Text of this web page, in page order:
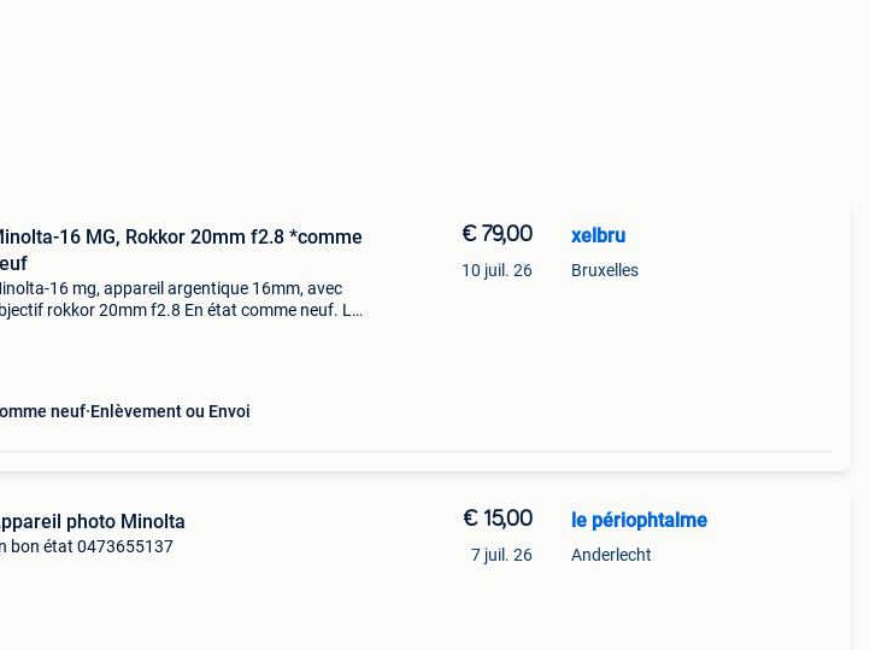
16 MG, Rokkor 20mm f2.8 *comme
16 mg, appareil argentique 16mm, avec
rokkor 20mm f2.8 En état comme neuf. Le
neuf Enlèvement ou Envoi
€ 79,00
10 juil. 26
xelbru
Bruxelles
photo Minolta
bon état 0473655137
€ 15,00
7 juil. 26
le périophtalme
Anderlecht